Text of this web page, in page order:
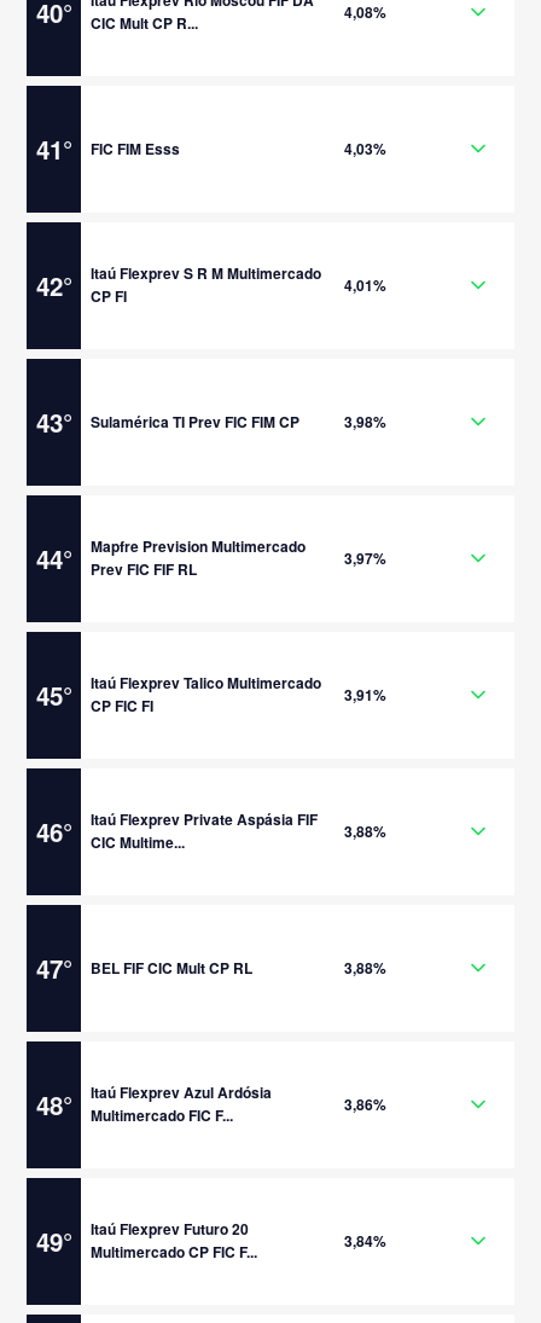
40°
CIC Mult CP R...
4,08%
41° FIC FIM Esss 4,03%
42°
Itaú Flexprev S R M Multimercado
CP FI
4,01%
43° Sulamérica TI Prev FIC FIM CP 3,98%
44°
Mapfre Prevision Multimercado
Prev FIC FIF RL
3,97%
45°
Itaú Flexprev Talico Multimercado
CP FIC FI
3,91%
46°
Itaú Flexprev Private Aspásia FIF
CIC Multime...
3,88%
47° BEL FIF CIC Mult CP RL 3,88%
48°
Itaú Flexprev Azul Ardósia
Multimercado FIC F...
3,86%
49°
Itaú Flexprev Futuro 20
Multimercado CP FIC F...
3,84%